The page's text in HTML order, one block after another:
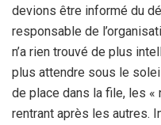
devions être informé du
responsable de
n’a rien trouvé de plus
plus attendre sous le
de place dans la file, les
rentrant après les autres.